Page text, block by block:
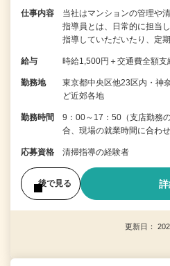
仕事内容
当社はマンションの管理や
指導員とは、日常的に担当
指導していただいたり、定
給与 時給1,500円＋交通費全額支
勤務地
東京都中央区他23区内・神
ど近郊各地
勤務時間
9：00～17：50（支店勤務
合、現場の就業時間に合わ
応募資格 清掃指導の経験者
後で見る
更新日：